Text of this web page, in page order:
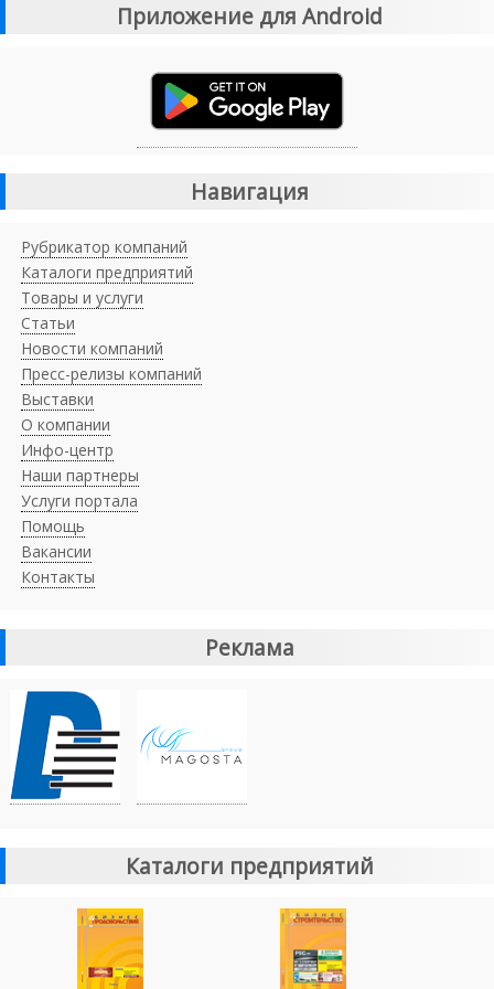
Приложение для Android
Навигация
Рубрикатор компаний
Каталоги предприятий
Товары и услуги
Статьи
Новости компаний
Пресс-релизы компаний
Выставки
О компании
Инфо-центр
Наши партнеры
Услуги портала
Помощь
Вакансии
Контакты
Реклама
Каталоги предприятий